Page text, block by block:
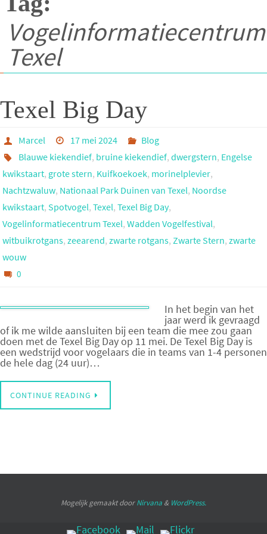
Vogelinformatiecentrum
Texel
Texel Big Day
Marcel 17 mei 2024
Blog
Blauwe kiekendief, bruine kiekendief, dwergstern, Engelse
kwikstaart, grote stern, Kuifkoekoek, morinelplevier,
Nachtzwaluw, Nationaal Park Duinen van Texel, Noordse
kwikstaart, Spotvogel, Texel, Texel Big Day,
Vogelinformatiecentrum Texel, Wadden Vogelfestival,
witbuikrotgans, zeearend, zwarte rotgans, Zwarte Stern, zwarte
wouw
0
In het begin van het
jaar werd ik gevraagd
of ik me wilde aansluiten bij een team die mee zou gaan
doen met de Texel Big Day op 11 mei. De Texel Big Day is
een wedstrijd voor vogelaars die in teams van 1-4 personen
de hele dag (24 uur)…
CONTINUE READING
Mogelijk gemaakt doorNirvana & WordPress.